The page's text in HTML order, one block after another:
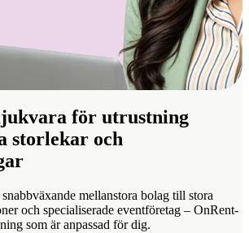
för utrustning
storlekar och
mellanstora bolag till stora
och specialiserade eventföretag – OnRent-
som är anpassad för dig.